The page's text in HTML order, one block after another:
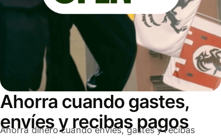
Ahorra cuando gastes,
envíes y recibas pagos
Ahorra dinero cuando envíes, gastes y recibas